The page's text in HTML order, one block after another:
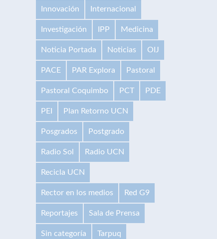
Innovación Internacional
Investigación IPP Medicina
Noticia Portada Noticias OIJ
PACE PAR Explora Pastoral
Pastoral Coquimbo PCT PDE
PEI Plan Retorno UCN
Posgrados Postgrado
Radio Sol Radio UCN
Recicla UCN
Rector en los medios Red G9
Reportajes Sala de Prensa
Sin categoría Tarpuq